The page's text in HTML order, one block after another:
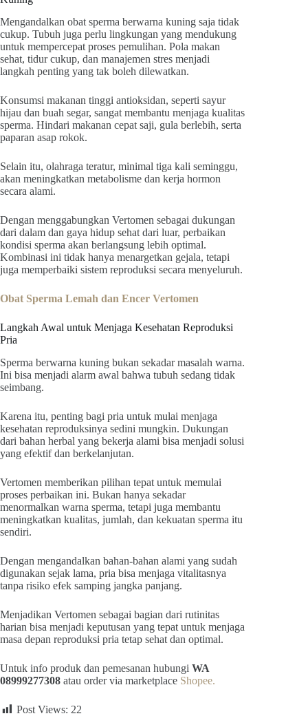
Mengandalkan obat sperma berwarna kuning saja tidak
cukup. Tubuh juga perlu lingkungan yang mendukung
untuk mempercepat proses pemulihan. Pola makan
sehat, tidur cukup, dan manajemen stres menjadi
langkah penting yang tak boleh dilewatkan.
Konsumsi makanan tinggi antioksidan, seperti sayur
hijau dan buah segar, sangat membantu menjaga kualitas
sperma. Hindari makanan cepat saji, gula berlebih, serta
paparan asap rokok.
Selain itu, olahraga teratur, minimal tiga kali seminggu,
akan meningkatkan metabolisme dan kerja hormon
secara alami.
Dengan menggabungkan Vertomen sebagai dukungan
dari dalam dan gaya hidup sehat dari luar, perbaikan
kondisi sperma akan berlangsung lebih optimal.
Kombinasi ini tidak hanya menargetkan gejala, tetapi
juga memperbaiki sistem reproduksi secara menyeluruh.
Obat Sperma Lemah dan Encer Vertomen
Langkah Awal untuk Menjaga Kesehatan Reproduksi
Pria
Sperma berwarna kuning bukan sekadar masalah warna.
Ini bisa menjadi alarm awal bahwa tubuh sedang tidak
seimbang.
Karena itu, penting bagi pria untuk mulai menjaga
kesehatan reproduksinya sedini mungkin. Dukungan
dari bahan herbal yang bekerja alami bisa menjadi solusi
yang efektif dan berkelanjutan.
Vertomen memberikan pilihan tepat untuk memulai
proses perbaikan ini. Bukan hanya sekadar
menormalkan warna sperma, tetapi juga membantu
meningkatkan kualitas, jumlah, dan kekuatan sperma itu
sendiri.
Dengan mengandalkan bahan-bahan alami yang sudah
digunakan sejak lama, pria bisa menjaga vitalitasnya
tanpa risiko efek samping jangka panjang.
Menjadikan Vertomen sebagai bagian dari rutinitas
harian bisa menjadi keputusan yang tepat untuk menjaga
masa depan reproduksi pria tetap sehat dan optimal.
Untuk info produk dan pemesanan hubungi WA
08999277308 atau order via marketplace Shopee.
Post Views: 22